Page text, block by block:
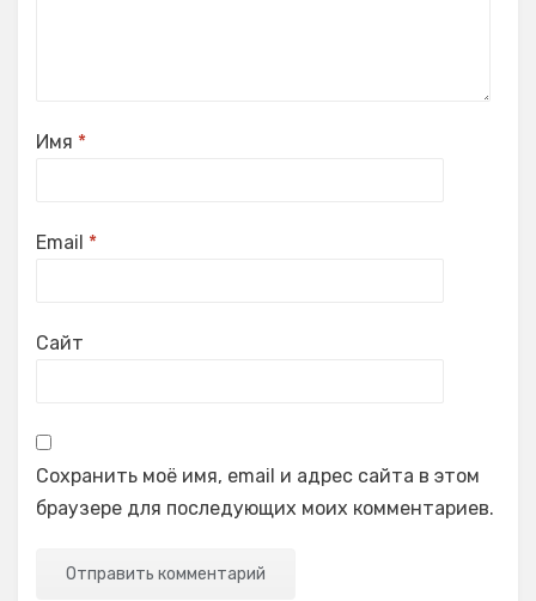
Имя *
Email *
Сайт
Сохранить моё имя, email и адрес сайта в этом
браузере для последующих моих комментариев.